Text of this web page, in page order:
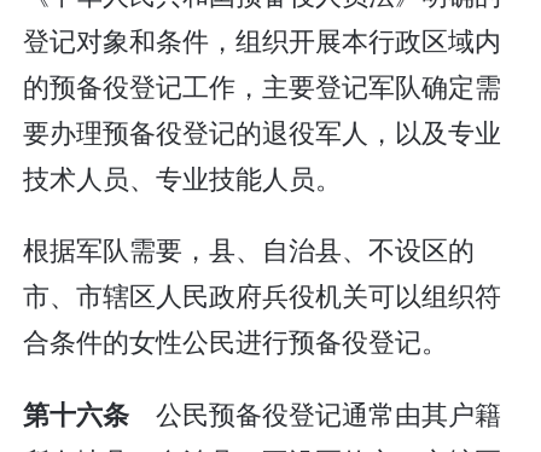
登记对象和条件，组织开展本行政区域内
的预备役登记工作，主要登记军队确定需
要办理预备役登记的退役军人，以及专业
技术人员、专业技能人员。
根据军队需要，县、自治县、不设区的
市、市辖区人民政府兵役机关可以组织符
合条件的女性公民进行预备役登记。
第十六条公民预备役登记通常由其户籍